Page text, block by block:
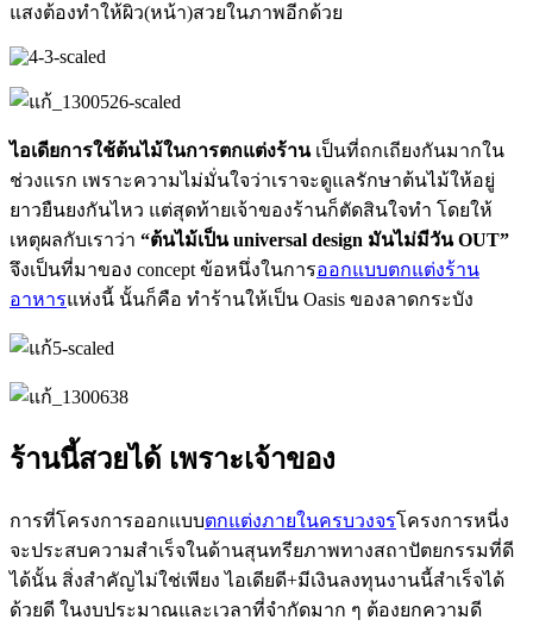
แสงต้องทำให้ผิว(หน้า)สวยในภาพอีกด้วย
ไอเดียการใช้ต้นไม้ในการตกแต่งร้านเป็นที่ถกเถียงกันมากใน
ช่วงแรก เพราะความไม่มั่นใจว่าเราจะดูแลรักษาต้นไม้ให้อยู่
ยาวยืนยงกันไหว แต่สุดท้ายเจ้าของร้านก็ตัดสินใจทำ โดยให้
เหตุผลกับเราว่า “ต้นไม้เป็นuniversal design มันไม่มีวันOUT”
จึงเป็นที่มาของ concept ข้อหนึ่งในการออกแบบตกแต่งร้าน
อาหารแห่งนี้ นั้นก็คือ ทำร้านให้เป็น Oasis ของลาดกระบัง
ร้านนี้สวยได้ เพราะเจ้าของ
การที่โครงการออกแบบตกแต่งภายในครบวงจรโครงการหนี่ง
จะประสบความสำเร็จในด้านสุนทรียภาพทางสถาปัตยกรรมที่ดี
ได้นั้น สิ่งสำคัญไม่ใช่เพียง ไอเดียดี+มีเงินลงทุนงานนี้สำเร็จได้
ด้วยดี ในงบประมาณและเวลาที่จำกัดมาก ๆ ต้องยกความดี